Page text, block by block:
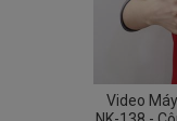
Video